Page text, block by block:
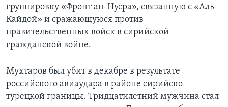
группировку «Фронт ан-Нусра», связанную с «Аль-
Кайдой» и сражающуюся против
правительственных войск в сирийской
гражданской войне.
Мухтаров был убит в декабре в результате
российского авиаудара в районе сирийско-
турецкой границы. Тридцатилетний мужчина стал